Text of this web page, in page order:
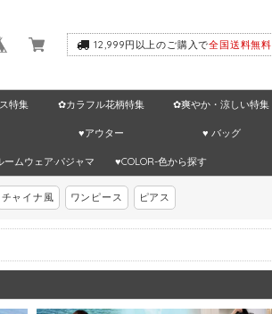
12,999円以上のご購入で全国送料無料
特集 ✿カラフル花柄特集 ✿爽やか・涼しい特集
♥アウター ♥ バッグ
ムウェア·パジャマ ♥COLOR-色から探す
チャイナ風 ワンピース ピアス